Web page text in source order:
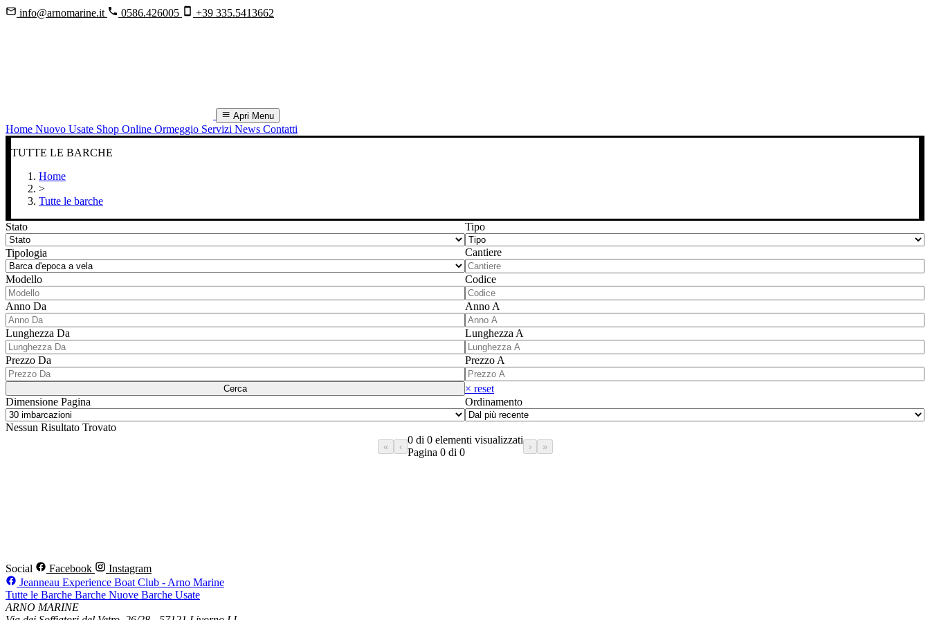
info@arnomarine.it 0586.426005 +39 335.5413662
Apri Menu
Home Nuovo Usate Shop Online Ormeggio Servizi News Contatti
TUTTE LE BARCHE
Home
>
Tutte le barche
Stato Tipo
Tipologia Cantiere
Modello Codice
Anno Da Anno A
Lunghezza Da Lunghezza A
Prezzo Da Prezzo A
Cerca
× reset
Dimensione Pagina
Ordinamento
Nessun Risultato Trovato
« ‹
0 di 0 elementi visualizzati
Pagina 0 di 0
› »
Social Facebook
Instagram
Jeanneau Experience Boat Club - Arno Marine
Tutte le Barche Barche Nuove Barche Usate
ARNO MARINE